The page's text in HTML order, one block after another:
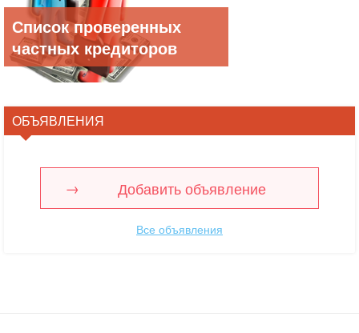
Список проверенных
частных кредиторов
ОБЪЯВЛЕНИЯ
Добавить объявление
Все объявления